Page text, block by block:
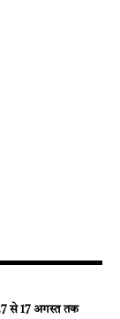
से 17 अगस्त तक